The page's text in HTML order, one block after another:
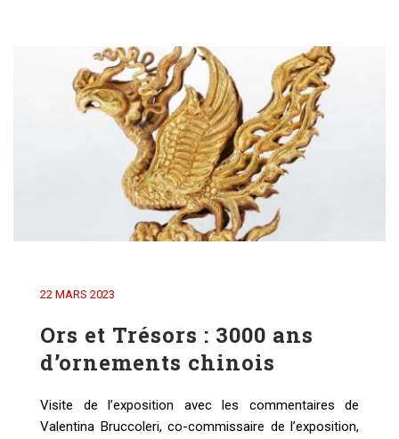
22 MARS 2023
Ors et Trésors : 3000 ans
d’ornements chinois
Visite de l’exposition avec les commentaires de
Valentina Bruccoleri, co-commissaire de l’exposition,